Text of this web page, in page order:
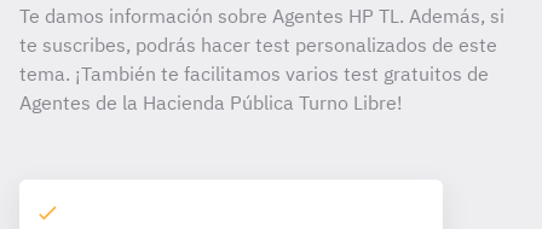
Te damos información sobre Agentes HP TL. Además, si
te suscribes, podrás hacer test personalizados de este
tema. ¡También te facilitamos varios test gratuitos de
Agentes de la Hacienda Pública Turno Libre!